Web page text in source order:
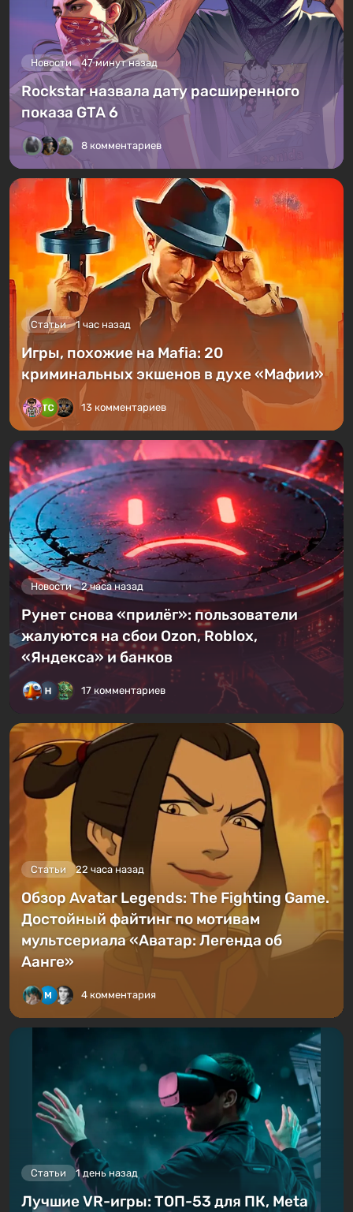
Новости 47 минут назад
Rockstar назвала дату расширенного
показа GTA 6
8 комментариев
Статьи 1 час назад
Игры, похожие на Mafia: 20
криминальных экшенов в духе «Мафии»
13 комментариев
Новости 2 часа назад
Рунет снова «прилёг»: пользователи
жалуются на сбои Ozon, Roblox,
«Яндекса» и банков
17 комментариев
Статьи 22 часа назад
Обзор Avatar Legends: The Fighting Game.
Достойный файтинг по мотивам
мультсериала «Аватар: Легенда об
Аанге»
4 комментария
Статьи 1 день назад
Лучшие VR-игры: ТОП-53 для ПК, Meta